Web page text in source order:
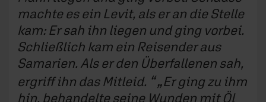
machte es ein Levit, als er an die Stelle
kam: Er sah ihn liegen und ging vorbei.
Schließlich kam ein Reisender aus
Samarien. Als er den Überfallenen sah,
ergriff ihn das Mitleid.
Er ging zu ihm
hin, behandelte seine Wunden mit Öl